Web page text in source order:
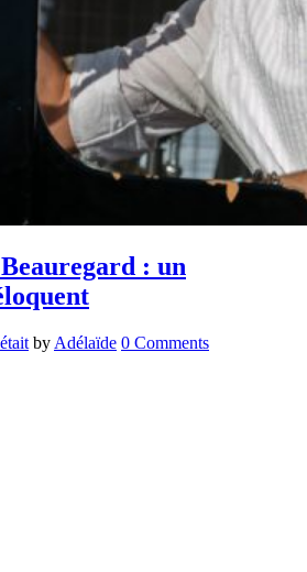
: un
by Adélaïde 0 Comments